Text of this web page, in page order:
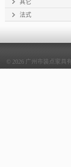
其它
法式
© 2026广州市装点家具